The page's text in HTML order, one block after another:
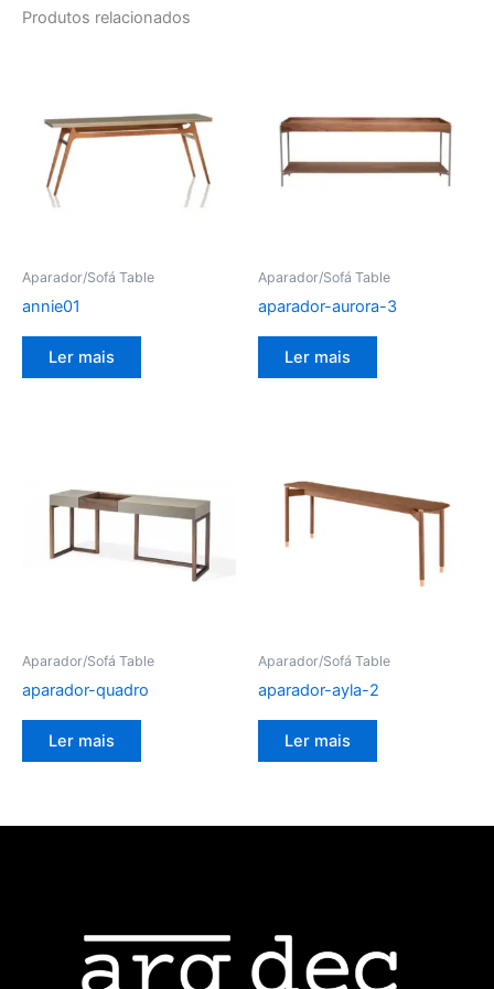
Produtos relacionados
Aparador/Sofá Table
annie01
Ler mais
Aparador/Sofá Table
aparador-aurora-3
Ler mais
Aparador/Sofá Table
aparador-quadro
Ler mais
Aparador/Sofá Table
aparador-ayla-2
Ler mais